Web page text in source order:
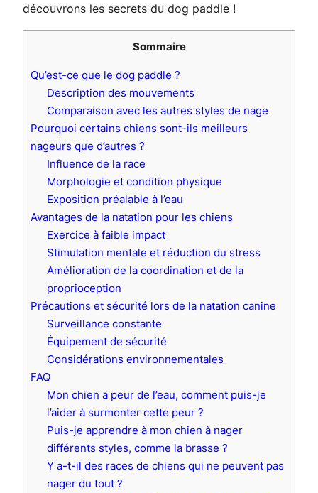
découvrons les secrets du dog paddle !
Sommaire
Qu’est-ce que le dog paddle ?
Description des mouvements
Comparaison avec les autres styles de nage
Pourquoi certains chiens sont-ils meilleurs
nageurs que d’autres ?
Influence de la race
Morphologie et condition physique
Exposition préalable à l’eau
Avantages de la natation pour les chiens
Exercice à faible impact
Stimulation mentale et réduction du stress
Amélioration de la coordination et de la
proprioception
Précautions et sécurité lors de la natation canine
Surveillance constante
Équipement de sécurité
Considérations environnementales
FAQ
Mon chien a peur de l’eau, comment puis-je
l’aider à surmonter cette peur ?
Puis-je apprendre à mon chien à nager
différents styles, comme la brasse ?
Y a-t-il des races de chiens qui ne peuvent pas
nager du tout ?